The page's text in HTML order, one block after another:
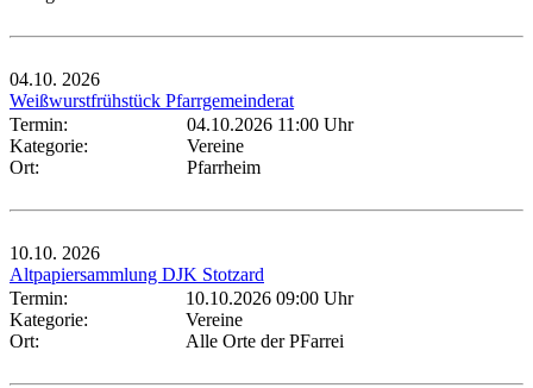
04.10. 2026
Weißwurstfrühstück Pfarrgemeinderat
Termin:
04.10.2026 11:00 Uhr
Kategorie:
Vereine
Ort:
Pfarrheim
10.10. 2026
Altpapiersammlung DJK Stotzard
Termin:
10.10.2026 09:00 Uhr
Kategorie:
Vereine
Ort:
Alle Orte der PFarrei